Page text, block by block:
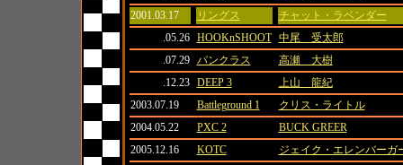
2001.03.17
リングス
チャット・ラベンダー
.05.26
HOOKnSHOOT
中尾 受太郎
.07.29
パンクラス
高瀬 大樹
.12.23
DEEP 3
上山 龍紀
2003.07.19
Battleground 1
クリス・ライトル
2004.05.22
PXC 2
BUCK GREER
2005.12.16
KOTC
ジェイク・エレンバーガ